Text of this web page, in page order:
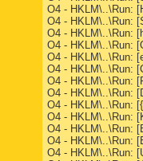
O4 - HKLM\..\Run:
O4 - HKLM\..\Run:
O4 - HKLM\..\Run:
O4 - HKLM\..\Run:
O4 - HKLM\..\Run:
O4 - HKLM\..\Run:
O4 - HKLM\..\Run:
O4 - HKLM\..\Run:
O4 - HKLM\..\Run:
O4 - HKLM\..\Run:
O4 - HKLM\..\Run:
O4 - HKLM\..\Run:
O4 - HKLM\..\Run: